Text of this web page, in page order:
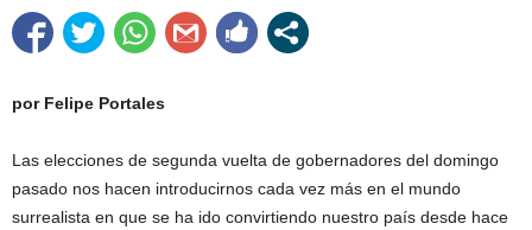
por Felipe Portales
Las elecciones de segunda vuelta de gobernadores del domingo
pasado nos hacen introducirnos cada vez más en el mundo
surrealista en que se ha ido convirtiendo nuestro país desde hace